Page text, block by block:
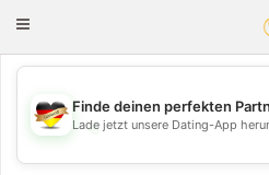
Deutsch
Toggle
💖
Finde deinen perfekten
Lade jetzt unsere Dating-App